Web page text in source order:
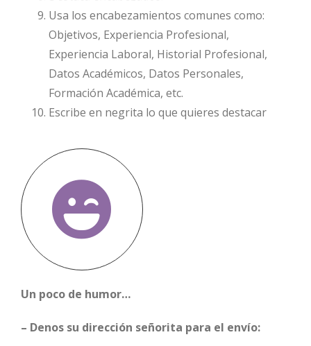
Usa los encabezamientos comunes como:
Objetivos, Experiencia Profesional,
Experiencia Laboral, Historial Profesional,
Datos Académicos, Datos Personales,
Formación Académica, etc.
Escribe en negrita lo que quieres destacar
Un poco de humor…
– Denos su dirección señorita para el envío: